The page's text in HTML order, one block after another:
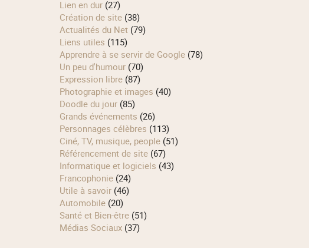
Lien en dur(27)
Création de site(38)
Actualités du Net(79)
Liens utiles (115)
Apprendre à se servir de Google(78)
Un peu d'humour(70)
Expression libre(87)
Photographie et images (40)
Doodle du jour(85)
Grands événements (26)
Personnages célèbres (113)
Ciné, TV, musique, people(51)
Référencement de site(67)
Informatique et logiciels (43)
Francophonie(24)
Utile à savoir(46)
Automobile(20)
Santé et Bien-être(51)
Médias Sociaux(37)